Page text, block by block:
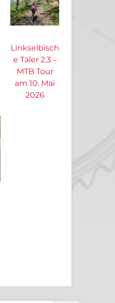
Linkselbisch
e Täler 2.3 –
MTB Tour
am 10. Mai
2026